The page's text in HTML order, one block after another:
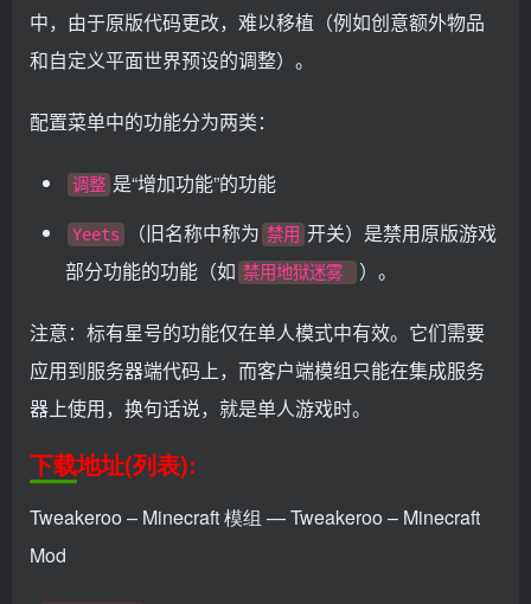
中，由于原版代码更改，难以移植（例如创意额外物品
和自定义平面世界预设的调整）。
配置菜单中的功能分为两类：
调整 是“增加功能”的功能
Yeets （旧名称中称为 禁用 开关）是禁用原版游戏
部分功能的功能（如 禁用地狱迷雾 ）。
注意：标有星号的功能仅在单人模式中有效。它们需要
应用到服务器端代码上，而客户端模组只能在集成服务
器上使用，换句话说，就是单人游戏时。
下载地址(列表):
Tweakeroo – Minecraft 模组 — Tweakeroo – Minecraft
Mod